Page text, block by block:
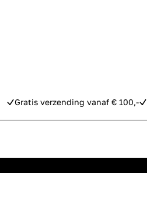
Gratis verzending vanaf € 100,-